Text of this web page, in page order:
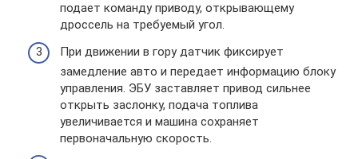
подает команду приводу, открывающему
дроссель на требуемый угол.
При движении в гору датчик фиксирует
замедление авто и передает информацию блоку
управления. ЭБУ заставляет привод сильнее
открыть заслонку, подача топлива
увеличивается и машина сохраняет
первоначальную скорость.